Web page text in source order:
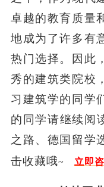
卓越的教育质量
地成为了许多有
热门选择。因此
秀的建筑类院校
习建筑学的同学
的同学请继续阅
之路、德国留学
击收藏哦~ 立即